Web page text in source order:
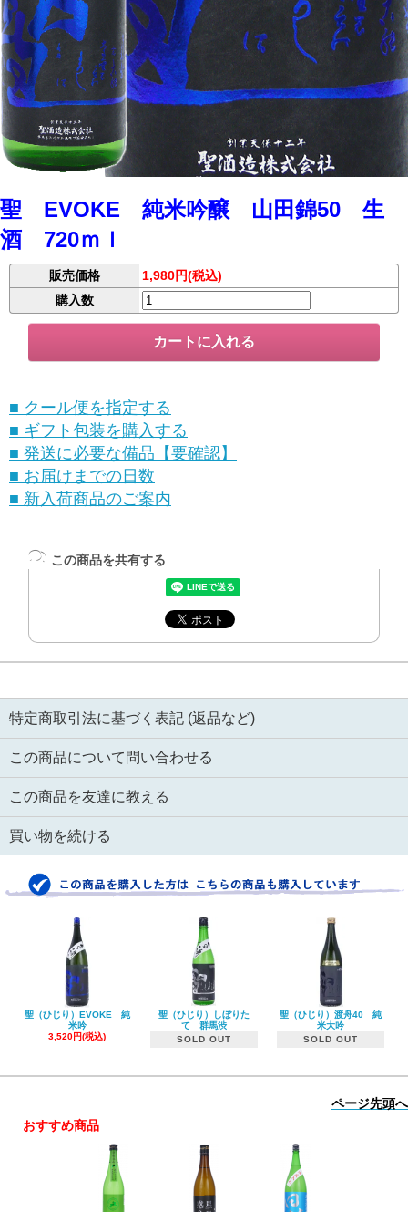
聖 EVOKE 純米吟醸 山田錦50 生
酒 720ｍｌ
販売価格
1,980円(税込)
購入数
■ クール便を指定する
■ ギフト包装を購入する
■ 発送に必要な備品【要確認】
■ お届けまでの日数
■ 新入荷商品のご案内
この商品を共有する
特定商取引法に基づく表記 (返品など)
この商品について問い合わせる
この商品を友達に教える
買い物を続ける
聖（ひじり）EVOKE 純
米吟
3,520円(税込)
聖（ひじり）しぼりた
て 群馬渋
SOLD OUT
聖（ひじり）渡舟40 純
米大吟
SOLD OUT
ページ先頭へ
おすすめ商品